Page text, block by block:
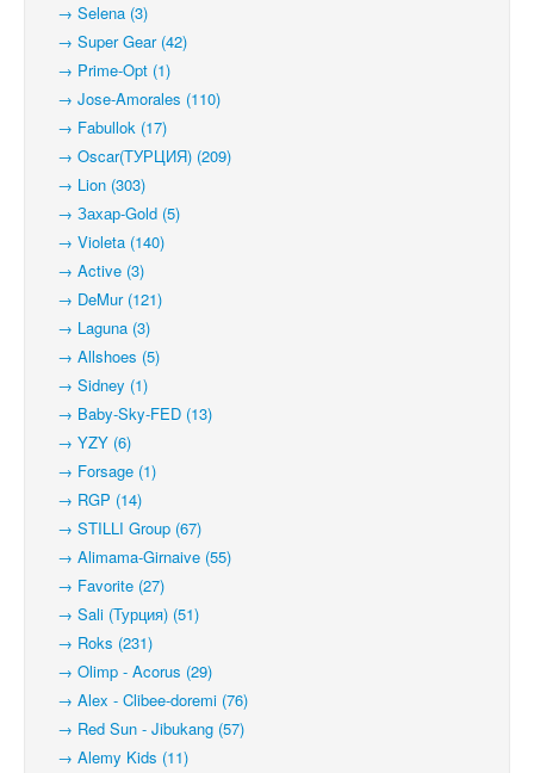
→ Selena (3)
→ Super Gear (42)
→ Prime-Opt (1)
→ Jose-Amorales (110)
→ Fabullok (17)
→ Oscar(ТУРЦИЯ) (209)
→ Lion (303)
→ Захар-Gold (5)
→ Violeta (140)
→ Active (3)
→ DeMur (121)
→ Laguna (3)
→ Allshoes (5)
→ Sidney (1)
→ Baby-Sky-FED (13)
→ YZY (6)
→ Forsage (1)
→ RGP (14)
→ STILLI Group (67)
→ Alimama-Girnaive (55)
→ Favorite (27)
→ Sali (Турция) (51)
→ Roks (231)
→ Olimp - Acorus (29)
→ Alex - Clibee-doremi (76)
→ Red Sun - Jibukang (57)
→ Alemy Kids (11)